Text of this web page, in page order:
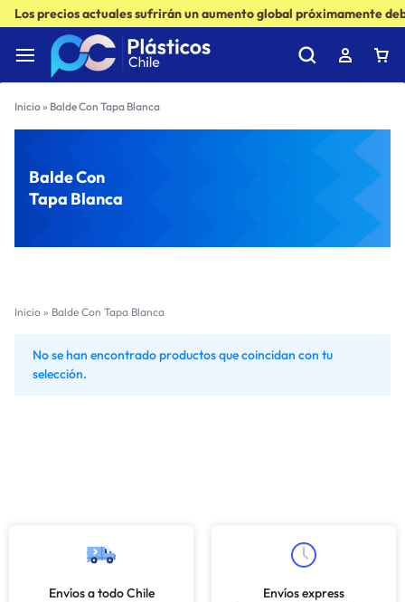
Los precios actuales sufrirán un aumento global próximamente
Inicio» Balde Con Tapa Blanca
Balde Con
Tapa Blanca
Inicio » Balde Con Tapa Blanca
No se han encontrado productos que coincidan con tu
selección.
Envíos a todo Chile
Envíos express